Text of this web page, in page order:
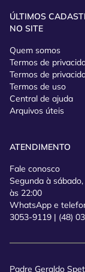
ÚLTIMOS
NO SITE
Quem somos
Termos de
Termos de
Termos de uso
Central de ajuda
Arquivos úteis
ATENDIMENTO
Fale conosco
Segunda à
às 22:00
WhatsApp e
3053-9119 | (48)
Padre Geraldo